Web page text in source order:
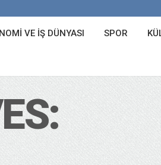
VE İŞ DÜNYASI SPOR